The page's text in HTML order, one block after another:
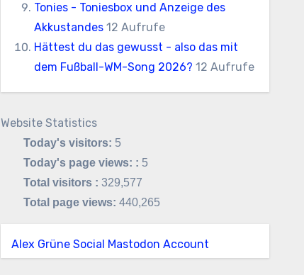
Tonies - Toniesbox und Anzeige des
Akkustandes 12 Aufrufe
Hättest du das gewusst - also das mit
dem Fußball-WM-Song 2026? 12 Aufrufe
Website Statistics
Today's visitors: 5
Today's page views: : 5
Total visitors : 329,577
Total page views: 440,265
Alex Grüne Social Mastodon Account